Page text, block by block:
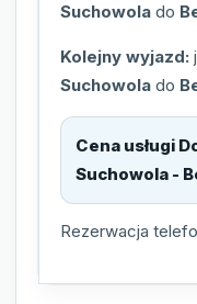
Suchowola do
Kolejny wyjazd:
Suchowola do
Cena usługi
Suchowola -
Rezerwacja